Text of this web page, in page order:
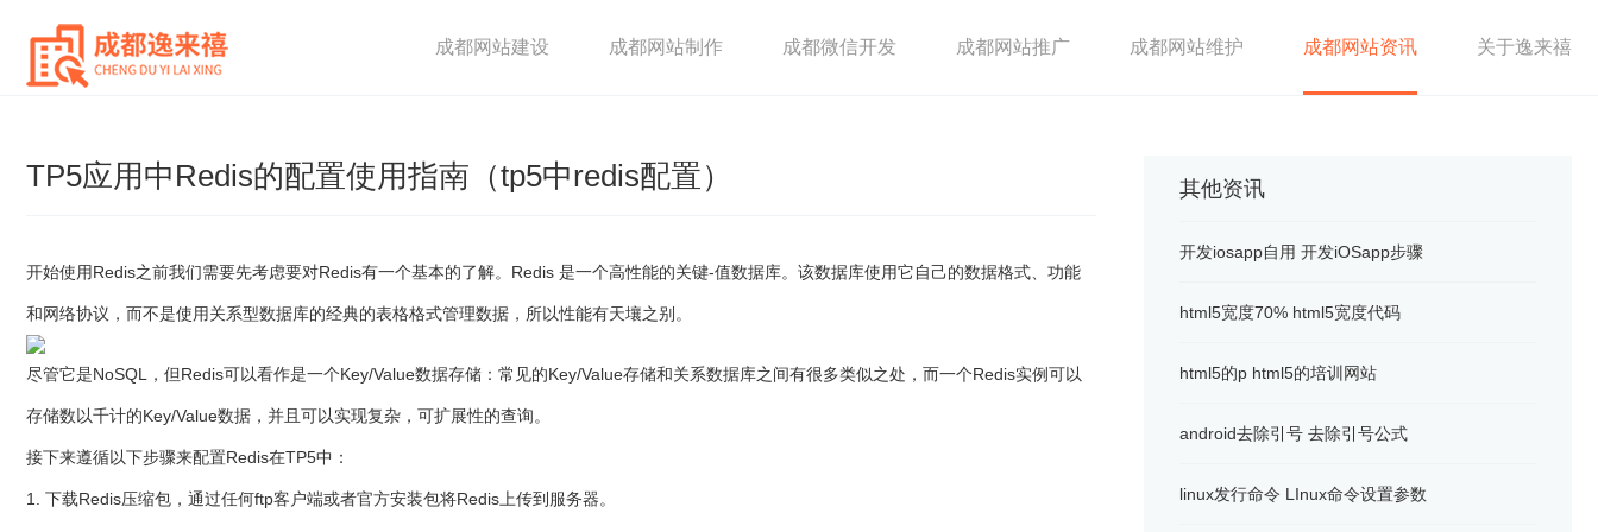
成都网站建设 成都网站制作 成都微信开发 成都网站推广 成都网站维护 成都网站资讯 关于逸来禧
TP5应用中Redis的配置使用指南（tp5中redis配置）
开始使用Redis之前我们需要先考虑要对Redis有一个基本的了解。Redis 是一个高性能的关键-值数据库。该数据库使用它自己的数据格式、功能
和网络协议，而不是使用关系型数据库的经典的表格格式管理数据，所以性能有天壤之别。
尽管它是NoSQL，但Redis可以看作是一个Key/Value数据存储：常见的Key/Value存储和关系数据库之间有很多类似之处，而一个Redis实例可以
存储数以千计的Key/Value数据，并且可以实现复杂，可扩展性的查询。
接下来遵循以下步骤来配置Redis在TP5中：
1. 下载Redis压缩包，通过任何ftp客户端或者官方安装包将Redis上传到服务器。
其他资讯
开发iosapp自用 开发iOSapp步骤
html5宽度70% html5宽度代码
html5的p html5的培训网站
android去除引号 去除引号公式
linux发行命令 LInux命令设置参数